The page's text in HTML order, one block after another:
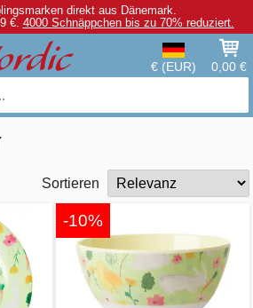
direkt aus Dänemark.
€. 4000 Schnäppchen bis zu 70% reduziert.
€ (EUR) 0,00 €
Sortieren
-10%